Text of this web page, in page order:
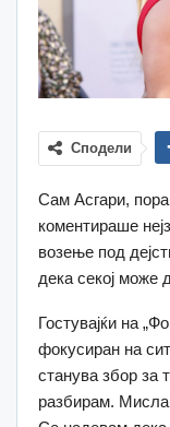
Сподели
Сам Асгари,
коментираше
возење под
дека секој може
Гостувајќи на
фокусиран на
станува збор за
разбирам.